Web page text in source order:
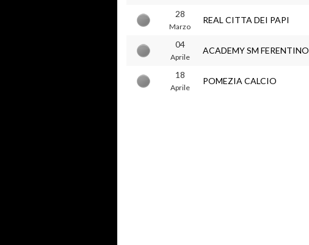
28
Marzo
REAL CITTA DEI PAPI
04
Aprile
ACADEMY SM FERENTINO
18
Aprile
POMEZIA CALCIO